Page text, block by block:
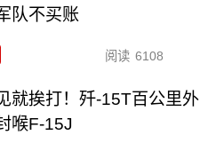
队不买账
阅读 6108
就挨打！歼-15T百公里外
喉F-15J